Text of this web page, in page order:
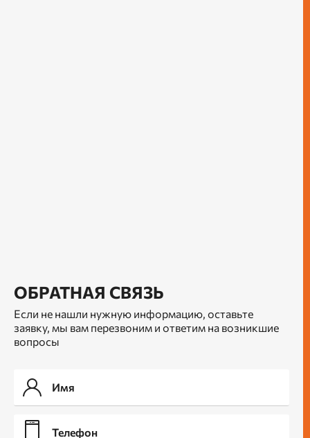
ОБРАТНАЯ СВЯЗЬ
Если не нашли нужную информацию, оставьте
заявку, мы вам перезвоним и ответим на возникшие
вопросы